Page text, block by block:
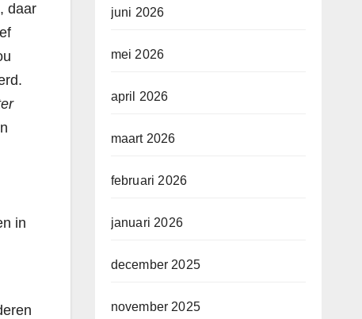
daar
in
juni 2026
mei 2026
april 2026
maart 2026
februari 2026
januari 2026
december 2025
november 2025